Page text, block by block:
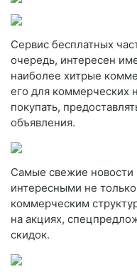
Сервис бесплатных
очередь, интересен
наиболее хитрые
его для коммерческих
покупать,
объявления.
Самые свежие
интересными не
коммерческим
на акциях,
скидок.